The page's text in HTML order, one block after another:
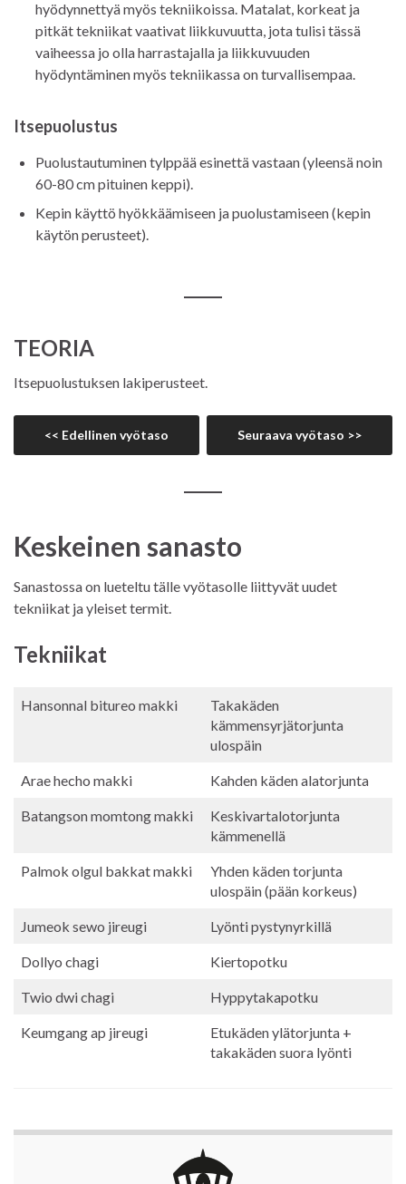
hyödynnettyä myös tekniikoissa. Matalat, korkeat ja
pitkät tekniikat vaativat liikkuvuutta, jota tulisi tässä
vaiheessa jo olla harrastajalla ja liikkuvuuden
hyödyntäminen myös tekniikassa on turvallisempaa.
Itsepuolustus
Puolustautuminen tylppää esinettä vastaan (yleensä noin
60-80 cm pituinen keppi).
Kepin käyttö hyökkäämiseen ja puolustamiseen (kepin
käytön perusteet).
TEORIA
Itsepuolustuksen lakiperusteet.
<< Edellinen vyötaso Seuraava vyötaso >>
Keskeinen sanasto
Sanastossa on lueteltu tälle vyötasolle liittyvät uudet
tekniikat ja yleiset termit.
Tekniikat
Hansonnal bitureo makki
Takakäden
kämmensyrjätorjunta
ulospäin
Arae hecho makki Kahden käden alatorjunta
Batangson momtong makki
Keskivartalotorjunta
kämmenellä
Palmok olgul bakkat makki
Yhden käden torjunta
ulospäin (pään korkeus)
Jumeok sewo jireugi Lyönti pystynyrkillä
Dollyo chagi Kiertopotku
Twio dwi chagi Hyppytakapotku
Keumgang ap jireugi
Etukäden ylätorjunta +
takakäden suora lyönti